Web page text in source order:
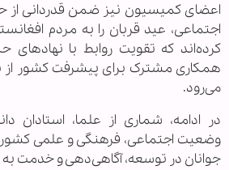
اعضای کمیسیون نیز ضمن قدردانی
اجتماعی، عید قربان را به مردم
کرده‌اند که تقویت روابط با
همکاری مشترک برای پیشرفت کشور از
می‌رود.
در ادامه، شماری از علما، استادان
وضعیت اجتماعی، فرهنگی و علمی
جوانان در توسعه، آگاهی‌دهی و خدمت به